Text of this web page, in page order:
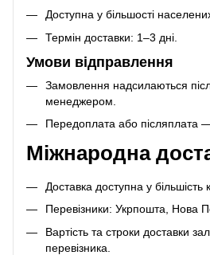
Доступна у більшості
Термін доставки: 1–3 дні.
Умови відправлення
Замовлення надсилаються
менеджером.
Передоплата або післяплата
Міжнародна
Доставка доступна у більшість
Перевізники: Укрпошта, Нова
Вартість та строки доставки
перевізника.